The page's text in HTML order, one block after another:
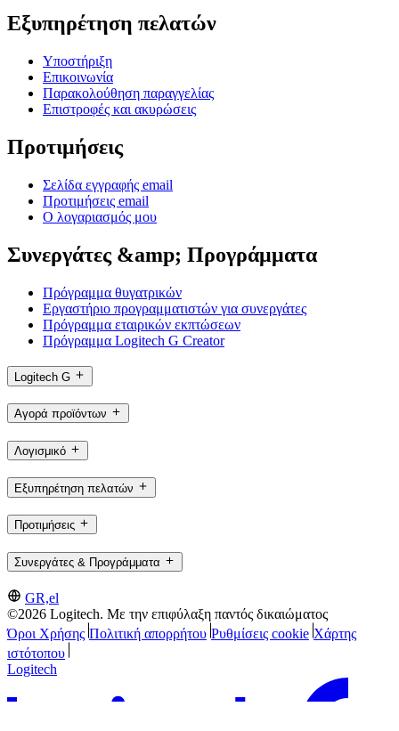
Εξυπηρέτηση πελατών
Υποστήριξη
Επικοινωνία
Παρακολούθηση παραγγελίας
Επιστροφές και ακυρώσεις
Προτιμήσεις
Σελίδα εγγραφής email
Προτιμήσεις email
Ο λογαριασμός μου
Συνεργάτες &amp; Προγράμματα
Πρόγραμμα θυγατρικών
Εργαστήριο προγραμματιστών για συνεργάτες
Πρόγραμμα εταιρικών εκπτώσεων
Πρόγραμμα Logitech G Creator
Logitech G
Αγορά προϊόντων
Λογισμικό
Εξυπηρέτηση πελατών
Προτιμήσεις
Συνεργάτες & Προγράμματα
GR,el
©2026 Logitech. Με την επιφύλαξη παντός δικαιώματος
Όροι Χρήσης Πολιτική απορρήτου Ρυθμίσεις cookie Χάρτης
ιστότοπου
Logitech